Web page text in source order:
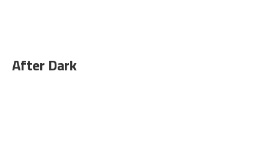
After Dark